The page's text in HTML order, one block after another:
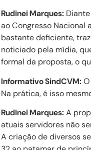
Rudinei Marques:
ao Congresso Nacional
bastante deficiente,
noticiado pela mídia,
formal da proposta, o
Informativo SindCVM:
Na prática, é isso
Rudinei Marques:A
atuais servidores não
A criação de diversos